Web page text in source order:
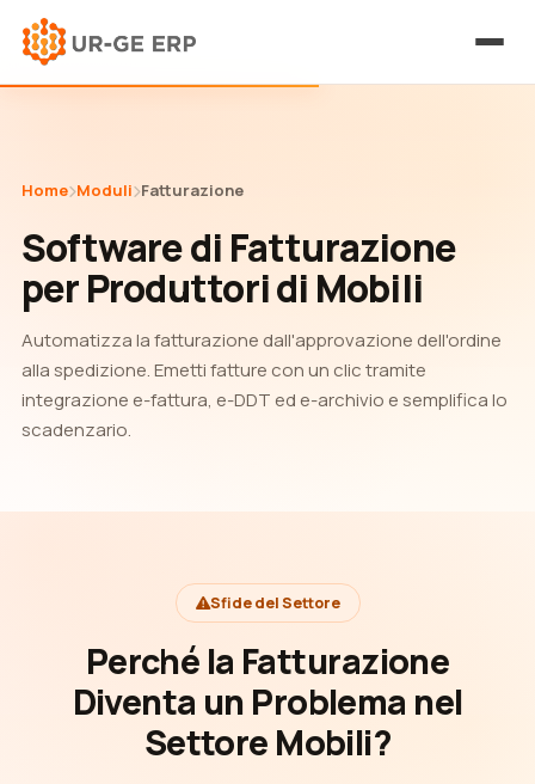
Home Moduli Fatturazione
Software di Fatturazione
per Produttori di Mobili
Automatizza la fatturazione dall'approvazione dell'ordine
alla spedizione. Emetti fatture con un clic tramite
integrazione e-fattura, e-DDT ed e-archivio e semplifica lo
scadenzario.
Sfide del Settore
Perché la Fatturazione
Diventa un Problema nel
Settore Mobili?